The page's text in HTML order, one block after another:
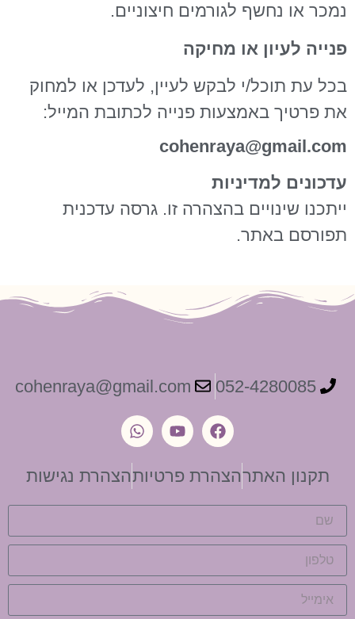
נמכר או נחשף לגורמים חיצוניים.
פנייה לעיון או מחיקה
בכל עת תוכל/י לבקש לעיין, לעדכן או למחוק
את פרטיך באמצעות פנייה לכתובת המייל:
cohenraya@gmail.com
עדכונים למדיניות
ייתכנו שינויים בהצהרה זו. גרסה עדכנית
תפורסם באתר.
cohenraya@gmail.com
תקנון האתרהצהרת פרטיותהצהרת נגישות